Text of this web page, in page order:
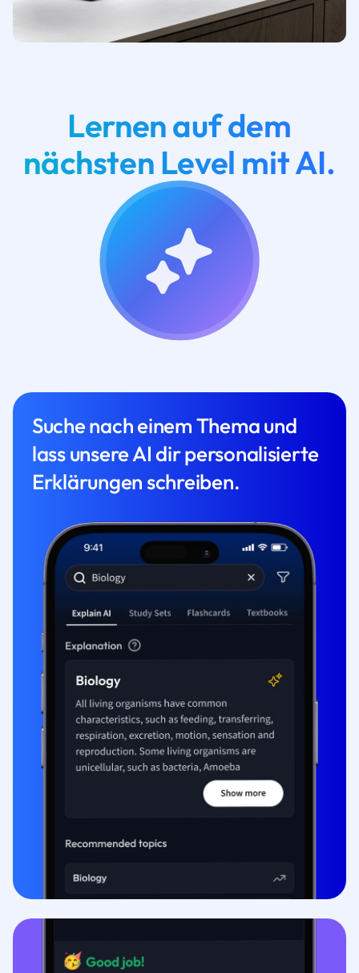
Lernen auf dem
nächsten Level mit AI.
Suche nach einem Thema und
lass unsere AI dir personalisierte
Erklärungen schreiben.